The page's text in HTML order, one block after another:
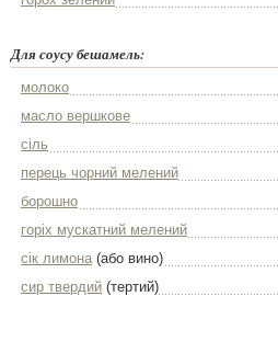
Для соусу бешамель:
молоко
масло вершкове
сіль
перець чорний мелений
борошно
горіх мускатний мелений
сік лимона(або вино)
сир твердий (тертий)